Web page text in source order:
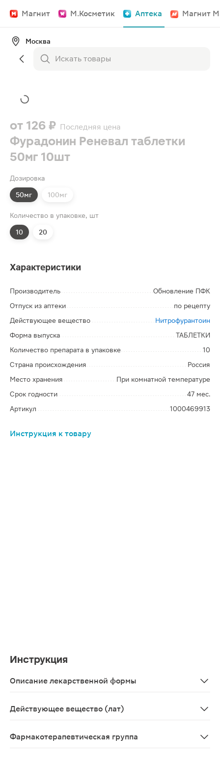
Магнит М.Косметик Аптека Магнит
Москва
от 126 ₽ Последняя цена
Фурадонин Реневал таблетки
50мг 10шт
Дозировка
50мг 100мг
Количество в упаковке, шт
10 20
Характеристики
Производитель
Обновление ПФК
Отпуск из аптеки
по рецепту
Действующее вещество
Нитрофурантоин
Форма выпуска
ТАБЛЕТКИ
Количество препарата в упаковке
10
Страна происхождения
Россия
Место хранения
При комнатной температуре
Срок годности
47 мес.
Артикул
1000469913
Инструкция к товару
Инструкция
Описание лекарственной формы
Действующее вещество (лат)
Фармакотерапевтическая группа